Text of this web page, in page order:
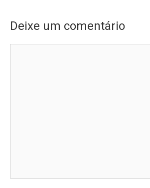
Deixe um comentário